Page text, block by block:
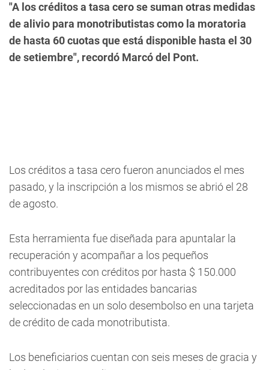
"A los créditos a tasa cero se suman otras medidas
de alivio para monotributistas como la moratoria
de hasta 60 cuotas que está disponible hasta el 30
de setiembre", recordó Marcó del Pont.
Los créditos a tasa cero fueron anunciados el mes
pasado, y la inscripción a los mismos se abrió el 28
de agosto.
Esta herramienta fue diseñada para apuntalar la
recuperación y acompañar a los pequeños
contribuyentes con créditos por hasta $ 150.000
acreditados por las entidades bancarias
seleccionadas en un solo desembolso en una tarjeta
de crédito de cada monotributista.
Los beneficiarios cuentan con seis meses de gracia y